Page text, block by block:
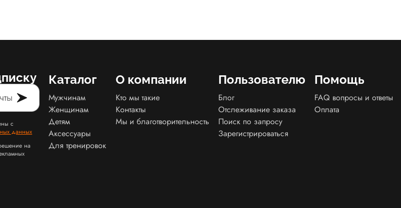
с
данных
на
Каталог
Мужчинам
Женщинам
Детям
Аксессуары
Для тренировок
О компании
Кто мы такие
Контакты
Мы и благотворительность
Пользователю
Блог
Отслеживание заказа
Поиск по запросу
Зарегистрироваться
Помощь
FAQ вопросы и ответы
Оплата